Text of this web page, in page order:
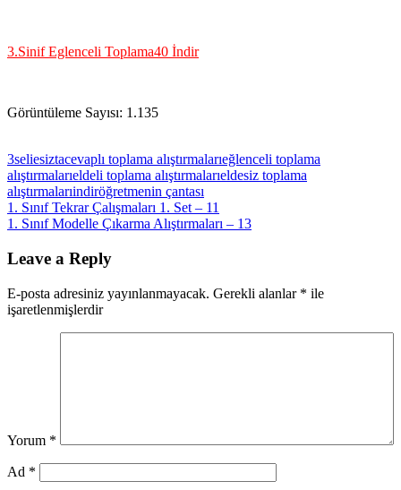
3.Sinif Eglenceli Toplama40 İndir
Görüntüleme Sayısı: 1.135
3seliesiztacevaplı toplama alıştırmalarıeğlenceli toplama
alıştırmalarıeldeli toplama alıştırmalarıeldesiz toplama
alıştırmalarıindiröğretmenin çantası
Yazı
gezinmesi
Previous
Post:
1. Sınıf Tekrar Çalışmaları 1. Set – 11
Next
1. Sınıf Modelle Çıkarma Alıştırmaları – 13
Leave a Reply
E-posta adresiniz yayınlanmayacak. Gerekli alanlar * ile
işaretlenmişlerdir
Yorum *
Ad *